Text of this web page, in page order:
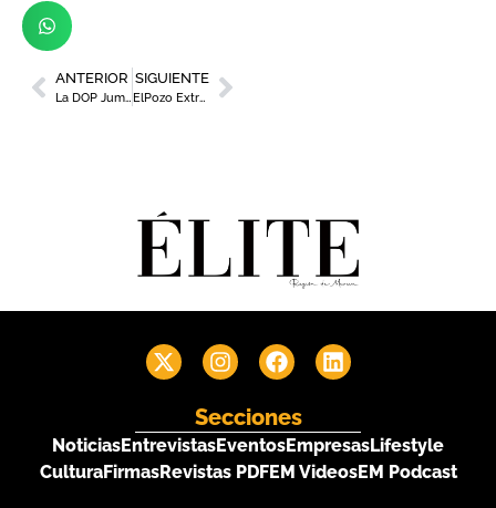
ANTERIOR
La DOP Jumilla dará inicio a la Semana Santa con su tradicional feria de vinos
SIGUIENTE
ElPozo ExtraTiernos conecta las emociones familiares con su nueva campaña
Secciones
NoticiasEntrevistasEventosEmpresasLifestyle
CulturaFirmasRevistas PDFEM VideosEM Podcast